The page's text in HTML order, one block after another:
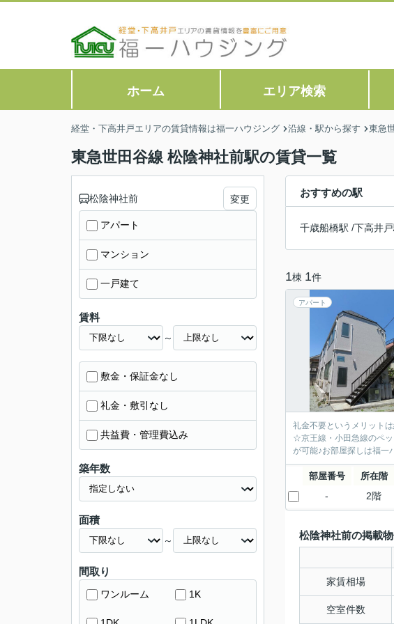
ホーム エリア検索
経堂・下高井戸エリアの賃貸情報は福一ハウジング 沿線・駅から探す 東急
東急世田谷線 松陰神社前駅の賃貸一覧
おすすめの駅
千歳船橋駅 /下高井
1棟 1件
アパート
礼金不要というメリット
☆京王線・小田急線のペ
が可能♪お部屋探しは福
部屋番号 所在階
- 2階
松陰神社前の掲載
家賃相場
空室件数
松陰神社前 変更
アパート
マンション
一戸建て
賃料
～
敷金・保証金なし
礼金・敷引なし
共益費・管理費込み
築年数
面積
～
間取り
ワンルーム 1K